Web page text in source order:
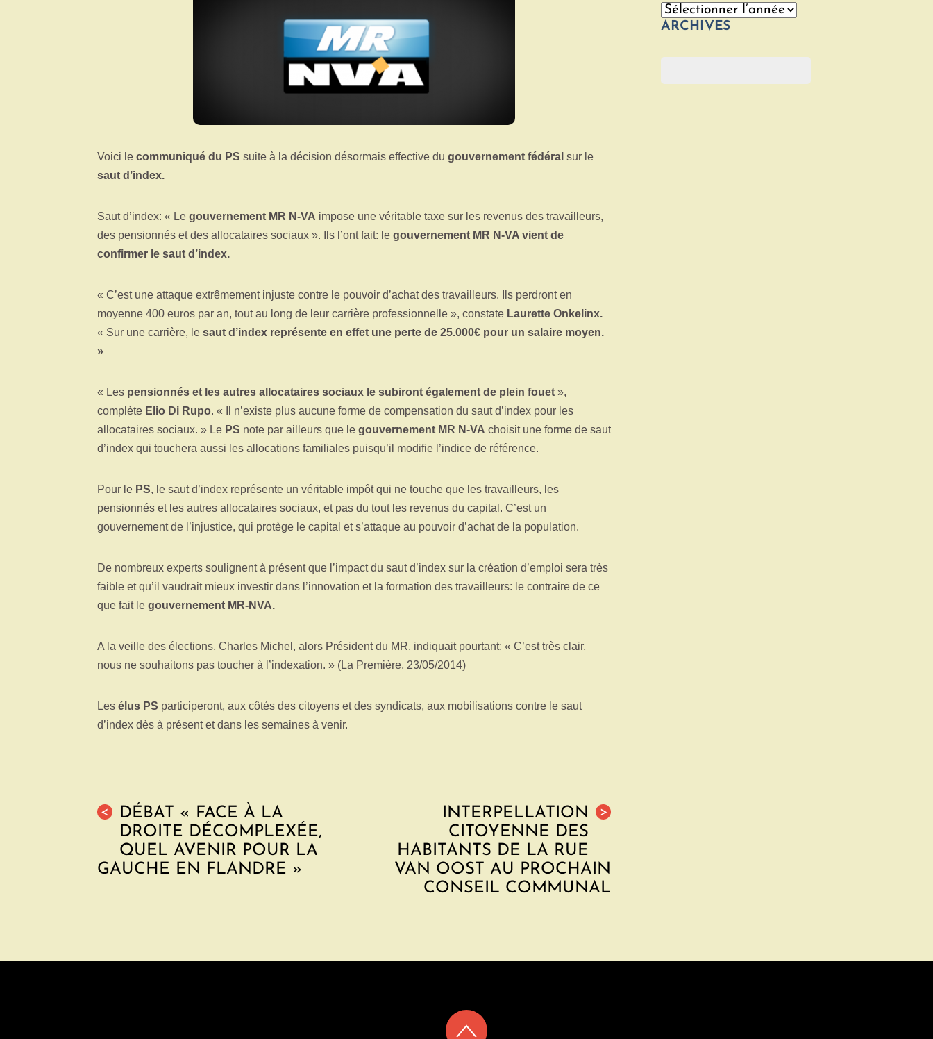
Voici le communiqué du PS suite à la décision désormais effective du gouvernement fédéral sur le
saut d’index.
Saut d’index: « Le gouvernement MR N-VA impose une véritable taxe sur les revenus des travailleurs,
des pensionnés et des allocataires sociaux ». Ils l’ont fait: le gouvernement MR N-VA vient de
confirmer le saut d’index.
« C’est une attaque extrêmement injuste contre le pouvoir d’achat des travailleurs. Ils perdront en
moyenne 400 euros par an, tout au long de leur carrière professionnelle », constate Laurette Onkelinx.
« Sur une carrière, le saut d’index représente en effet une perte de 25.000€ pour un salaire moyen.
»
« Les pensionnés et les autres allocataires sociaux le subiront également de plein fouet »,
complète Elio Di Rupo. « Il n’existe plus aucune forme de compensation du saut d’index pour les
allocataires sociaux. » Le PS note par ailleurs que le gouvernement MR N-VA choisit une forme de saut
d’index qui touchera aussi les allocations familiales puisqu’il modifie l’indice de référence.
Pour le PS, le saut d’index représente un véritable impôt qui ne touche que les travailleurs, les
pensionnés et les autres allocataires sociaux, et pas du tout les revenus du capital. C’est un
gouvernement de l’injustice, qui protège le capital et s’attaque au pouvoir d’achat de la population.
De nombreux experts soulignent à présent que l’impact du saut d’index sur la création d’emploi sera très
faible et qu’il vaudrait mieux investir dans l’innovation et la formation des travailleurs: le contraire de ce
que fait le gouvernement MR-NVA.
A la veille des élections, Charles Michel, alors Président du MR, indiquait pourtant: « C’est très clair,
nous ne souhaitons pas toucher à l’indexation. » (La Première, 23/05/2014)
Les élus PS participeront, aux côtés des citoyens et des syndicats, aux mobilisations contre le saut
d’index dès à présent et dans les semaines à venir.
<
DÉBAT « FACE À LA
DROITE DÉCOMPLEXÉE,
QUEL AVENIR POUR LA
GAUCHE EN FLANDRE »
>
INTERPELLATION
CITOYENNE DES
HABITANTS DE LA RUE
VAN OOST AU PROCHAIN
CONSEIL COMMUNAL
Archives
ARCHIVES